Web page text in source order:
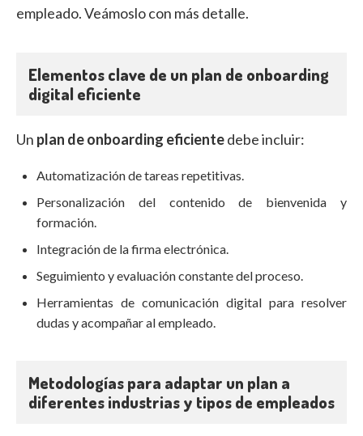
empleado. Veámoslo con más detalle.
Elementos clave de un plan de onboarding
digital eficiente
Un plan de onboarding eficientedebe incluir:
Automatización de tareas repetitivas.
Personalización del contenido de bienvenida y
formación.
Integración de la firma electrónica.
Seguimiento y evaluación constante del proceso.
Herramientas de comunicación digital para resolver
dudas y acompañar al empleado.
Metodologías para adaptar un plan a
diferentes industrias y tipos de empleados